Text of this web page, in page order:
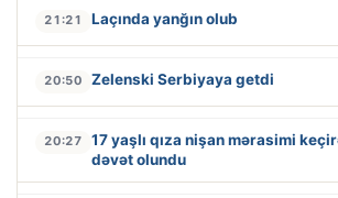
21:21 Laçında yanğın olub
20:50 Zelenski Serbiyaya getdi
20:27
17 yaşlı qıza nişan mərasimi
dəvət olundu